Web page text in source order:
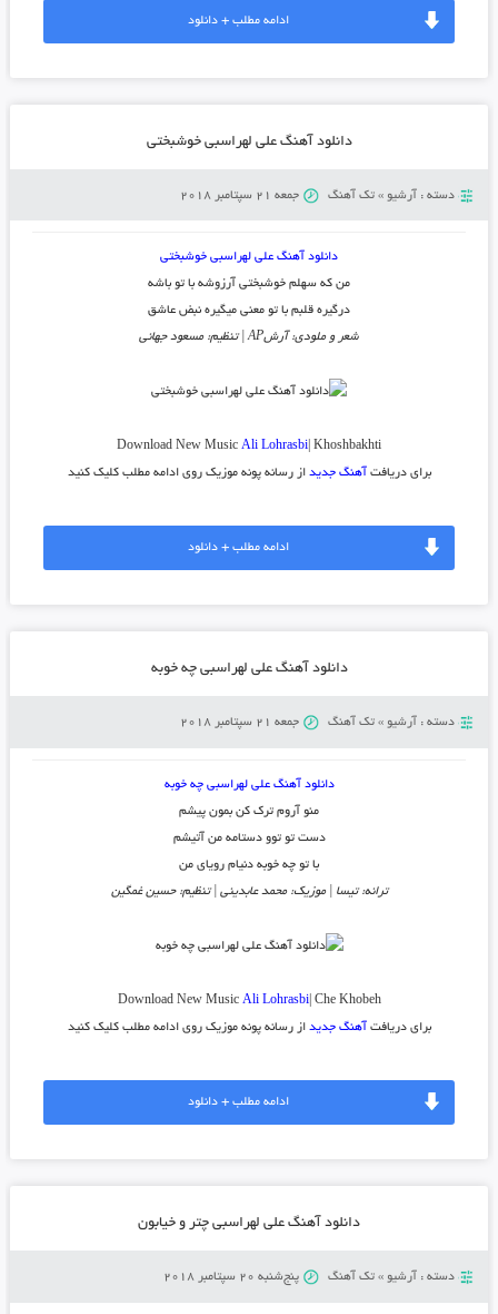
ادامه مطلب + دانلود
دانلود آهنگ علی لهراسبی خوشبختی
دسته : آرشیو » تک آهنگ جمعه 21 سپتامبر 2018
دانلود آهنگ علی لهراسبی خوشبختی
من که سهلم خوشبختی آرزوشه با تو باشه
درگیره قلبم با تو معنی میگیره نبض عاشق
شعر و ملودی: آرشAP | تنظیم: مسعود جهانی
Download New MusicAli Lohrasbi | Khoshbakhti
برای دریافت آهنگ جدید از رسانه پونه موزیک روی ادامه مطلب کلیک کنید
ادامه مطلب + دانلود
دانلود آهنگ علی لهراسبی چه خوبه
دسته : آرشیو » تک آهنگ جمعه 21 سپتامبر 2018
دانلود آهنگ علی لهراسبی چه خوبه
منو آروم ترک کن بمون پیشم
دست تو توو دستامه من آتیشم
با تو چه خوبه دنیام رویای من
ترانه: تیسا | موزیک: محمد عابدینی | تنظیم: حسین غمگین
Download New Music Ali Lohrasbi| Che Khobeh
برای دریافت آهنگ جدید از رسانه پونه موزیک روی ادامه مطلب کلیک کنید
ادامه مطلب + دانلود
دانلود آهنگ علی لهراسبی چتر و خیابون
دسته : آرشیو » تک آهنگ پنج‌شنبه 20 سپتامبر 2018